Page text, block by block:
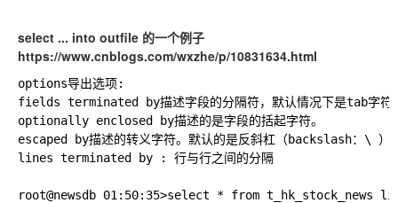
select ... into outfile 的一个例子
https://www.cnblogs.com/wxzhe/p/10831634.html
options导出选项:
fields terminated by描述字段的分隔符，默认情况下是tab字
optionally enclosed by描述的是字段的括起字符。
escaped by描述的转义字符。默认的是反斜杠（backslash：\
lines terminated by : 行与行之间的分隔
root@newsdb 01:50:35>select * from